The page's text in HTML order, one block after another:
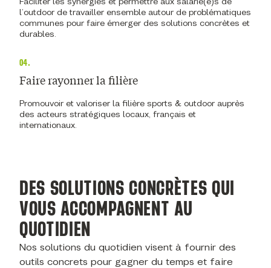
l’outdoor de travailler ensemble autour de problématiques
communes pour faire émerger des solutions concrètes et
durables.
04.
Faire rayonner la filière
Promouvoir et valoriser la filière sports & outdoor auprès
des acteurs stratégiques locaux, français et
internationaux.
DES SOLUTIONS CONCRÈTES QUI
VOUS ACCOMPAGNENT AU
QUOTIDIEN
Nos solutions du quotidien visent à fournir des
outils concrets pour gagner du temps et faire